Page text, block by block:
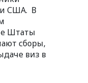
США. В
Штаты
сборы,
виз в